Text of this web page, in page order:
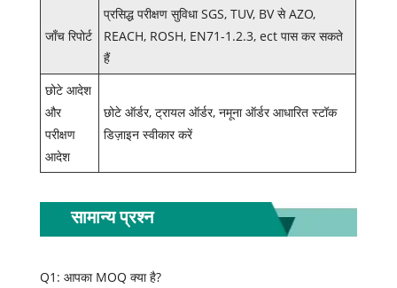
जाँच रिपोर्ट
प्रसिद्ध परीक्षण सुविधा SGS, TUV, BV से AZO,
REACH, ROSH, EN71-1.2.3, ect पास कर सकते
हैं
छोटे आदेश
और
परीक्षण
आदेश
छोटे ऑर्डर, ट्रायल ऑर्डर, नमूना ऑर्डर आधारित स्टॉक
डिज़ाइन स्वीकार करें
सामान्य प्रश्न
Q1: आपका MOQ क्या है?